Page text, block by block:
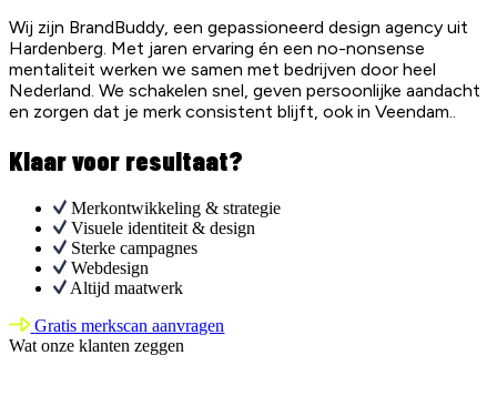
Wij zijn BrandBuddy, een gepassioneerd design agency uit
Hardenberg. Met jaren ervaring én een no-nonsense
mentaliteit werken we samen met bedrijven door heel
Nederland. We schakelen snel, geven persoonlijke aandacht
en zorgen dat je merk consistent blijft, ook in Veendam..
Klaar voor resultaat?
Merkontwikkeling & strategie
Visuele identiteit & design
Sterke campagnes
Webdesign
Altijd maatwerk
Gratis merkscan aanvragen
Wat onze klanten zeggen